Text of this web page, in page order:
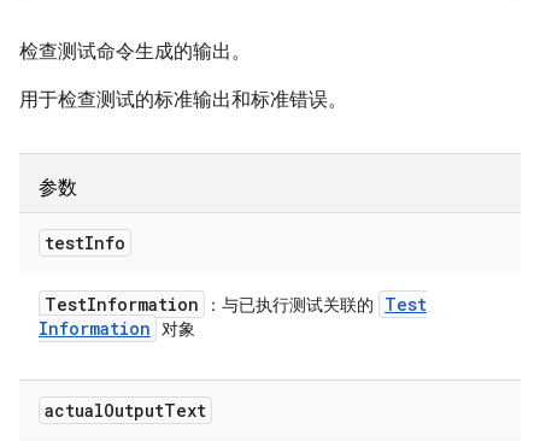
检查测试命令生成的输出。
用于检查测试的标准输出和标准错误。
参数
testInfo
TestInformation ：与已执行测试关联的
Test
Information 对象
actualOutputText